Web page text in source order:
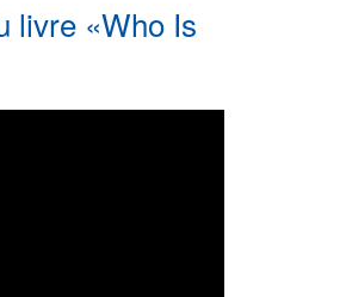
livre «Who Is